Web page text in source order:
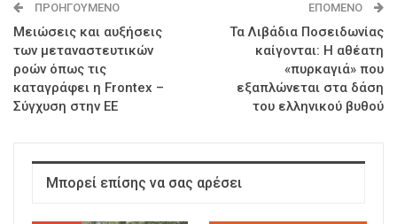
ΠΡΟΗΓΟΎΜΕΝΟ
Μειώσεις και αυξήσεις
των μεταναστευτικών
ροών όπως τις
καταγράφει η Frontex –
Σύγχυση στην ΕΕ
ΕΠΌΜΕΝΟ
Τα Λιβάδια Ποσειδωνίας
καίγονται: Η αθέατη
«πυρκαγιά» που
εξαπλώνεται στα δάση
του ελληνικού βυθού
Μπορεί επίσης να σας αρέσει